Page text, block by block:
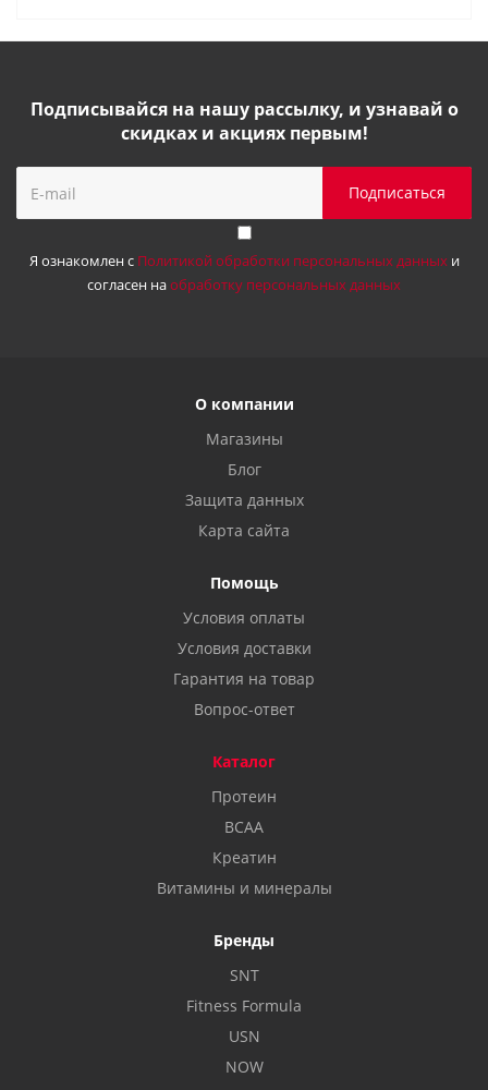
Подписывайся на нашу рассылку, и узнавай о
скидках и акциях первым!
Я ознакомлен с Политикой обработки персональных данныхи
согласен наобработку персональных данных
О компании
Магазины
Блог
Защита данных
Карта сайта
Помощь
Условия оплаты
Условия доставки
Гарантия на товар
Вопрос-ответ
Каталог
Протеин
BCAA
Креатин
Витамины и минералы
Бренды
SNT
Fitness Formula
USN
NOW